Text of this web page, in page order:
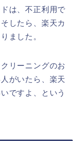
は、不正利用で
したら、楽天カ
ました。
リーニングのお
がいたら、楽天
ですよ、という